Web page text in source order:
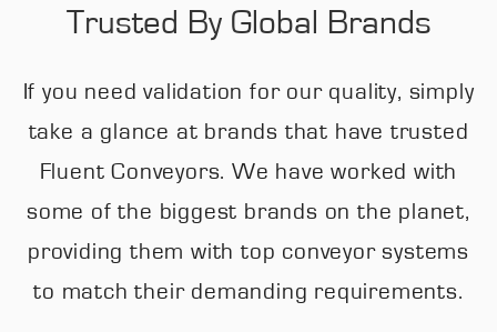
Trusted By Global Brands
If you need validation for our quality, simply
take a glance at brands that have trusted
Fluent Conveyors. We have worked with
some of the biggest brands on the planet,
providing them with top conveyor systems
to match their demanding requirements.